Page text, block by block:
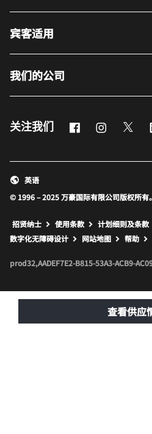
查看供应
宾客适用
我们的公司
关注我们 Facebook
© 1996 – 2025 万豪国际有限公司版权所有
英语
招贤纳士 使用条款 计划细则及条款
数字化无障碍设计
网站地图 打开新
帮助
prod32,AADEF7E2-B815-53A3-ACB9-